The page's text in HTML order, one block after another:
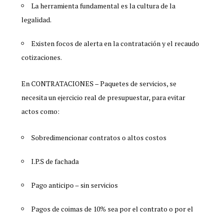
La herramienta fundamental es la cultura de la
legalidad.
Existen focos de alerta en la contratación y el recaudo
cotizaciones.
En CONTRATACIONES – Paquetes de servicios, se
necesita un ejercicio real de presupuestar, para evitar
actos como:
Sobredimencionar contratos o altos costos
I.P.S de fachada
Pago anticipo – sin servicios
Pagos de coimas de 10% sea por el contrato o por el